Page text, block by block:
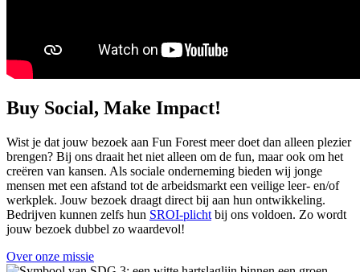
Buy Social, Make Impact!
Wist je dat jouw bezoek aan Fun Forest meer doet dan alleen plezier
brengen? Bij ons draait het niet alleen om de fun, maar ook om het
creëren van kansen. Als sociale onderneming bieden wij jonge
mensen met een afstand tot de arbeidsmarkt een veilige leer- en/of
werkplek. Jouw bezoek draagt direct bij aan hun ontwikkeling.
Bedrijven kunnen zelfs hun SROI-plicht bij ons voldoen. Zo wordt
jouw bezoek dubbel zo waardevol!
Over onze missie